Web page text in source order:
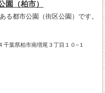
園（柏市）
る都市公園（街区公園）です。
千葉県柏市南増尾３丁目１０−１